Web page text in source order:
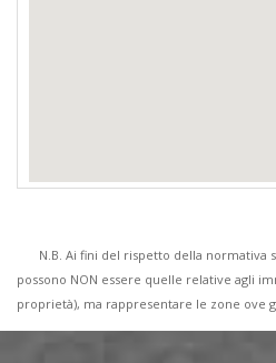
N.B. Ai fini del rispetto della normativa
possono NON essere quelle relative agli
proprietà), ma rappresentare le zone ove